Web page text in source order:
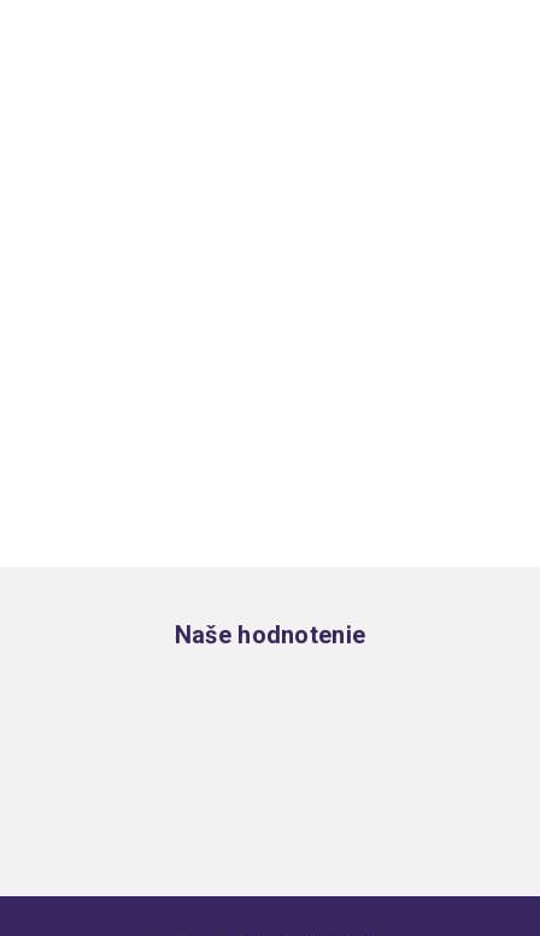
Naše hodnotenie